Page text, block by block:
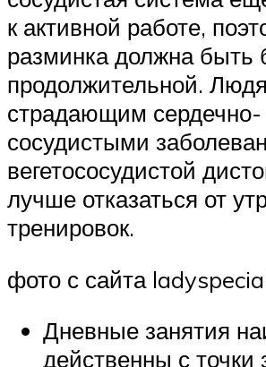
к активной работе,
разминка должна быть
продолжительной.
страдающим сердечно-
сосудистыми
вегетососудистой
лучше отказаться от
тренировок.
фото с сайта
Дневные занятия
действенны с точки